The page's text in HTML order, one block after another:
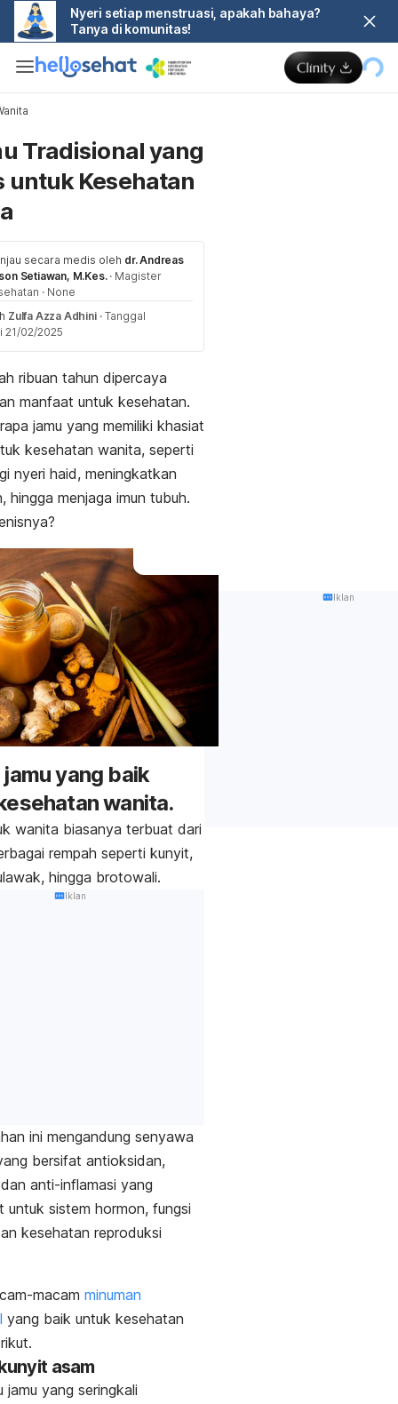
Nyeri setiap menstruasi, apakah bahaya?
Tanya di komunitas!
Tradisional yang
untuk Kesehatan
secara medis oleh dr. Andreas
Setiawan, M.Kes. · Magister
· None
Zulfa Azza Adhini · Tanggal
21/02/2025
ribuan tahun dipercaya
manfaat untuk kesehatan.
jamu yang memiliki khasiat
kesehatan wanita, seperti
nyeri haid, meningkatkan
hingga menjaga imun tubuh.
yang baik
wanita.
wanita biasanya terbuat dari
rempah seperti kunyit,
hingga brotowali.
Iklan
ini mengandung senyawa
bersifat antioksidan,
anti-inflamasi yang
untuk sistem hormon, fungsi
kesehatan reproduksi
macam minuman
yang baik untuk kesehatan
asam
jamu yang seringkali
Iklan